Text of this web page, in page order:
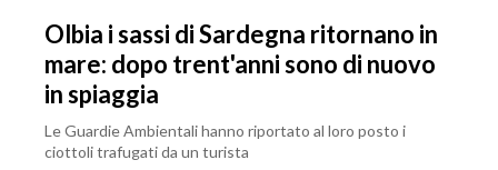
Olbia i sassi di Sardegna ritornano in
mare: dopo trent'anni sono di nuovo
in spiaggia
Le Guardie Ambientali hanno riportato al loro posto i
ciottoli trafugati da un turista